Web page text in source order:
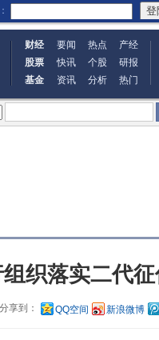
财经 要闻 热点
产经
股票
快讯 个股
研报
基金
资讯 分析 热门
织落实二代
分享到： QQ空间 新浪微博